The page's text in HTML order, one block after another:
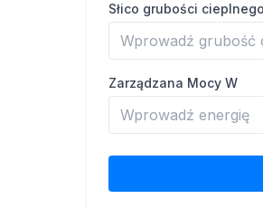
Słico grubości
Zarządzana Mocy W